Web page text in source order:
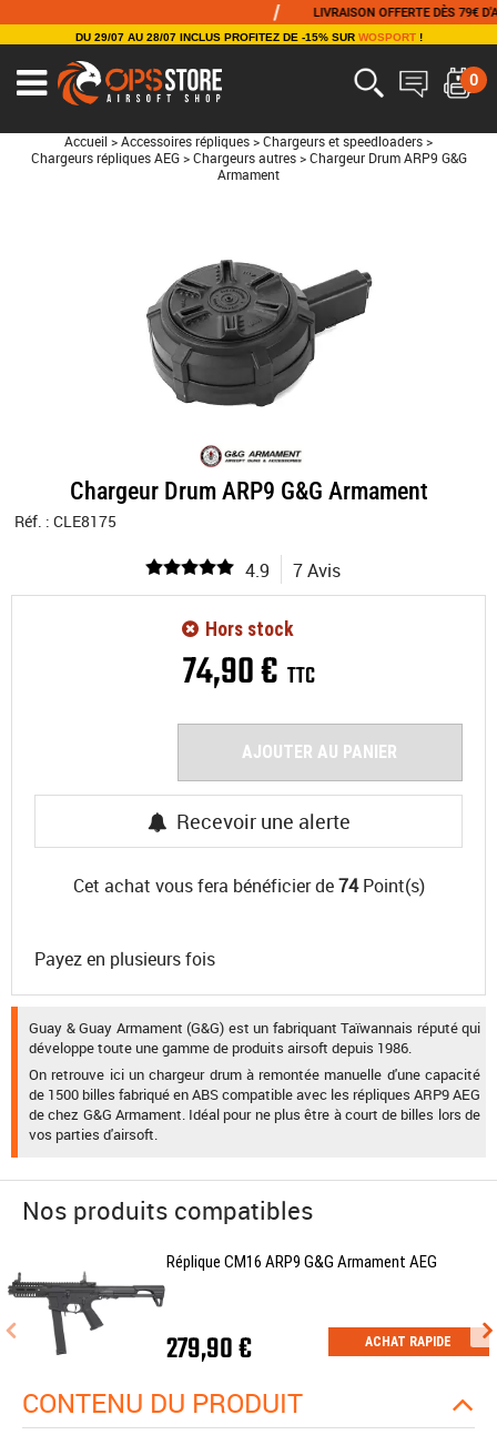
LIVRAISON OFFERTE DÈS 79€
DU 29/07 AU 28/07 INCLUS PROFITEZ DE -15% SUR WOSPORT!
0
Accueil > Accessoires répliques > Chargeurs et speedloaders >
Chargeurs répliques AEG > Chargeurs autres > Chargeur Drum ARP9 G&G
Armament
Chargeur Drum ARP9 G&G Armament
Réf. : CLE8175
4.9 7 Avis
74,90€ TTC
Hors stock
AJOUTER AU PANIER
Recevoir une alerte
Cet achat vous fera bénéficier de74Point(s)
Payez en plusieurs fois
Guay & Guay Armament (G&G) est un fabriquant Taïwannais réputé qui
développe toute une gamme de produits airsoft depuis 1986.
On retrouve ici un chargeur drum à remontée manuelle d'une capacité
de 1500 billes fabriqué en ABS compatible avec les répliques ARP9 AEG
de chez G&G Armament. Idéal pour ne plus être à court de billes lors de
vos parties d'airsoft.
Nos produits compatibles
Réplique CM16 ARP9 G&G Armament AEG
279,90 € ACHAT RAPIDE
CONTENU DU PRODUIT